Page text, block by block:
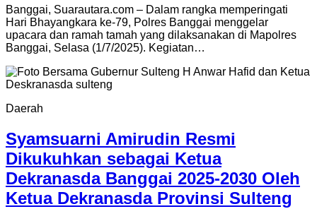
Banggai, Suarautara.com – Dalam rangka memperingati
Hari Bhayangkara ke-79, Polres Banggai menggelar
upacara dan ramah tamah yang dilaksanakan di Mapolres
Banggai, Selasa (1/7/2025). Kegiatan…
Daerah
Syamsuarni Amirudin Resmi
Dikukuhkan sebagai Ketua
Dekranasda Banggai 2025-2030 Oleh
Ketua Dekranasda Provinsi Sulteng